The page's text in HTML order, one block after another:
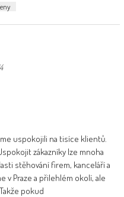
uspokojili na tisíce klientů.
zákazníky lze mnoha
stěhování firem, kanceláří a
v Praze a přilehlém okolí, ale
pokud